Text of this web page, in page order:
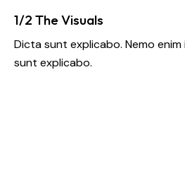
1/2 The Visuals
Dicta sunt explicabo. Nemo
sunt explicabo.